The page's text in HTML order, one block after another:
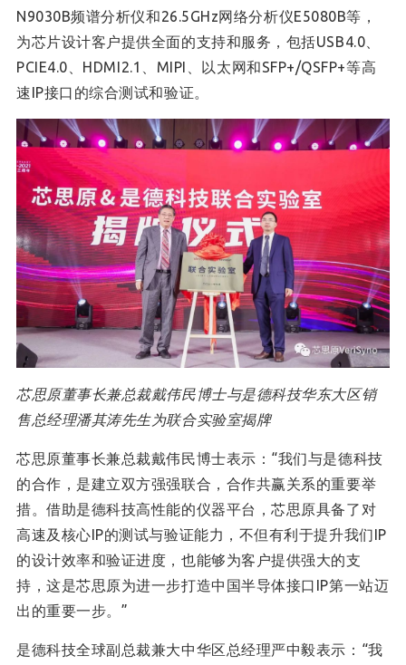
N9030B频谱分析仪和26.5GHz网络分析仪E5080B等，
为芯片设计客户提供全面的支持和服务，包括USB4.0、
PCIE4.0、HDMI2.1、MIPI、以太网和SFP+/QSFP+等高
速IP接口的综合测试和验证。
芯思原董事长兼总裁戴伟民博士与是德科技华东大区销
售总经理潘其涛先生为联合实验室揭牌
芯思原董事长兼总裁戴伟民博士表示：“我们与是德科技
的合作，是建立双方强强联合，合作共赢关系的重要举
措。借助是德科技高性能的仪器平台，芯思原具备了对
高速及核心IP的测试与验证能力，不但有利于提升我们IP
的设计效率和验证进度，也能够为客户提供强大的支
持，这是芯思原为进一步打造中国半导体接口IP第一站迈
出的重要一步。”
是德科技全球副总裁兼大中华区总经理严中毅表示：“我